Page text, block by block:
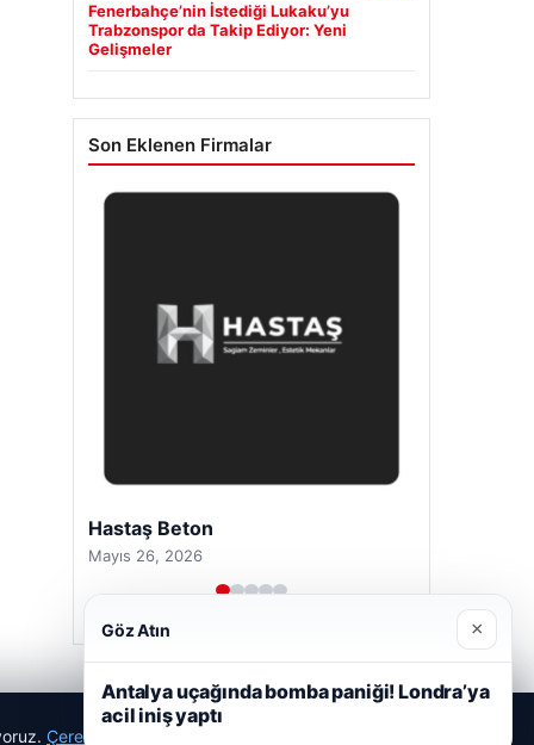
Fenerbahçe’nin İstediği Lukaku’yu
Trabzonspor da Takip Ediyor: Yeni
Gelişmeler
Son Eklenen Firmalar
Enes Kaplan Avukatlık Bürosu
Nisan 28, 2026
Çerez Politikamız
Göz Atın ×
Antalya uçağında bomba paniği! Londra’ya
acil iniş yaptı